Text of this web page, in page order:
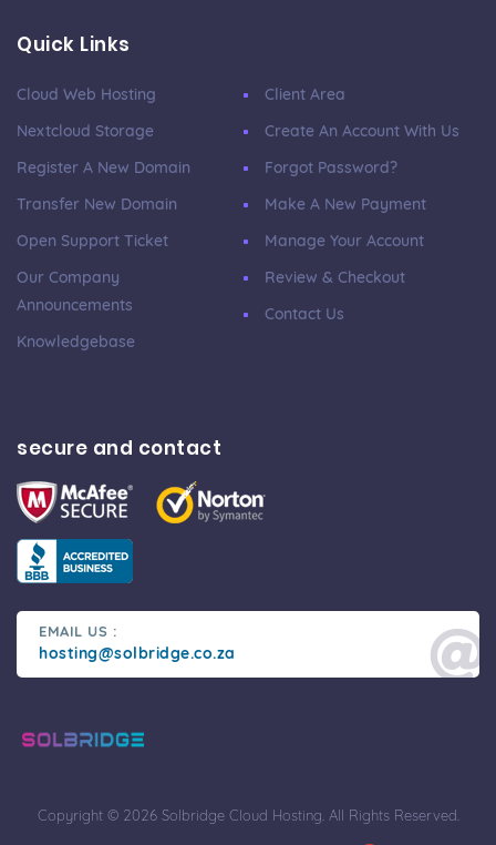
Quick Links
Cloud Web Hosting
Nextcloud Storage
Register A New Domain
Transfer New Domain
Open Support Ticket
Our Company
Announcements
Knowledgebase
Client Area
Create An Account With Us
Forgot Password?
Make A New Payment
Manage Your Account
Review & Checkout
Contact Us
secure and contact
EMAIL US :
hosting@solbridge.co.za
Copyright © 2026 Solbridge Cloud Hosting. All Rights Reserved.